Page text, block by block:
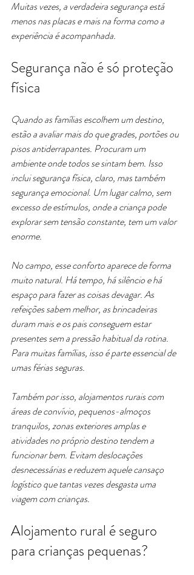
Muitas vezes, a verdadeira segurança está
menos nas placas e mais na forma como a
experiência é acompanhada.
Segurança não é só proteção
física
Quando as famílias escolhem um destino,
estão a avaliar mais do que grades, portões ou
pisos antiderrapantes. Procuram um
ambiente onde todos se sintam bem. Isso
inclui segurança física, claro, mas também
segurança emocional. Um lugar calmo, sem
excesso de estímulos, onde a criança pode
explorar sem tensão constante, tem um valor
enorme.
No campo, esse conforto aparece de forma
muito natural. Há tempo, há silêncio e há
espaço para fazer as coisas devagar. As
refeições sabem melhor, as brincadeiras
duram mais e os pais conseguem estar
presentes sem a pressão habitual da rotina.
Para muitas famílias, isso é parte essencial de
umas férias seguras.
Também por isso, alojamentos rurais com
áreas de convívio, pequenos-almoços
tranquilos, zonas exteriores amplas e
atividades no próprio destino tendem a
funcionar bem. Evitam deslocações
desnecessárias e reduzem aquele cansaço
logístico que tantas vezes desgasta uma
viagem com crianças.
Alojamento rural é seguro
para crianças pequenas?